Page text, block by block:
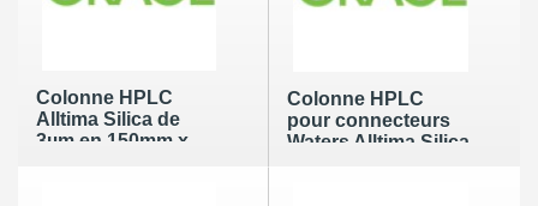
Colonne HPLC
Alltima Silica de
3µm en 150mm x
Colonne HPLC
pour connecteurs
Waters Alltima Silica